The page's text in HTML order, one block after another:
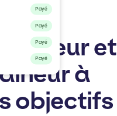
Payé
Payé
Payé
Payé
joueur et
à
objectifs